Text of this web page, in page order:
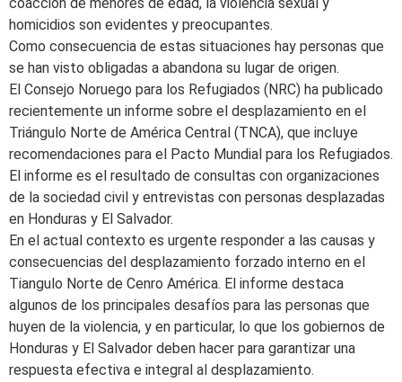
homicidios son evidentes y preocupantes.
Como consecuencia de estas situaciones hay personas que
se han visto obligadas a abandona su lugar de origen.
El Consejo Noruego para los Refugiados (NRC) ha publicado
recientemente un informe sobre el desplazamiento en el
Triángulo Norte de América Central (TNCA), que incluye
recomendaciones para el Pacto Mundial para los Refugiados.
El informe es el resultado de consultas con organizaciones
de la sociedad civil y entrevistas con personas desplazadas
en Honduras y El Salvador.
En el actual contexto es urgente responder a las causas y
consecuencias del desplazamiento forzado interno en el
Tiangulo Norte de Cenro América. El informe destaca
algunos de los principales desafíos para las personas que
huyen de la violencia, y en particular, lo que los gobiernos de
Honduras y El Salvador deben hacer para garantizar una
respuesta efectiva e integral al desplazamiento.